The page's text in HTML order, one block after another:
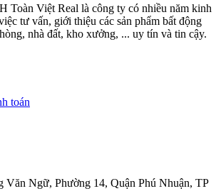
Toàn Việt Real là công ty có nhiều năm kinh
tư vấn, giới thiệu các sản phẩm bất động
nhà đất, kho xưởng, ... uy tín và tin cậy.
toán
Văn Ngữ, Phường 14, Quận Phú Nhuận, TP